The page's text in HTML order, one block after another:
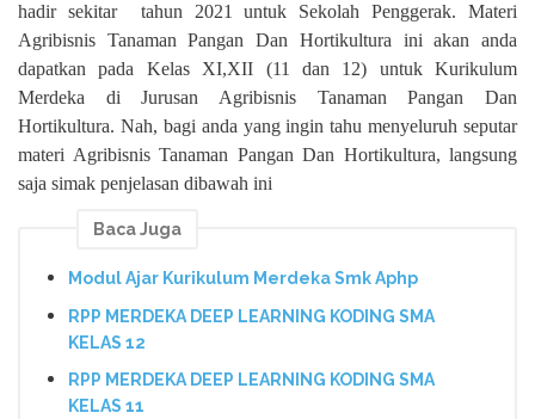
hadir sekitar
tahun 2021 untuk Sekolah Penggerak. Materi
Agribisnis Tanaman Pangan Dan Hortikultura ini akan anda
dapatkan pada Kelas XI,XII (11 dan 12) untuk Kurikulum
Merdeka di Jurusan Agribisnis Tanaman Pangan Dan
Hortikultura. Nah, bagi anda yang ingin tahu menyeluruh seputar
materi Agribisnis Tanaman Pangan Dan Hortikultura, langsung
saja simak penjelasan dibawah ini
Baca Juga
Modul Ajar Kurikulum Merdeka Smk Aphp
RPP MERDEKA DEEP LEARNING KODING SMA
KELAS 12
RPP MERDEKA DEEP LEARNING KODING SMA
KELAS 11